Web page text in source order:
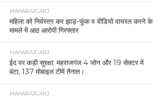
MAHARAJGANJ
महिला को निर्वस्त्र कर झाड़-फूंक व वीडियो वायरल करने के
मामले में आठ आरोपी गिरफ्तार
MAHARAJGANJ
ईद पर कड़ी सुरक्षा: महराजगंज 4 जोन और 19 सेक्टर में
बंटा, 137 मोबाइल टीमें तैनात।
MAHARAJGANJ